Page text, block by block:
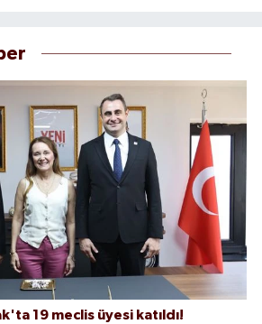
19 meclis üyesi katıldı!